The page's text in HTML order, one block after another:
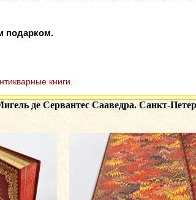
подарком.
книги.
де Сервантес Сааведра. Санкт-